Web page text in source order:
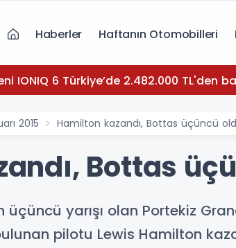
Haberler Haftanın Otomobilleri
IONIQ 6 Türkiye’de 2.482.000 TL'den
2015 Hamilton kazandı, Bottas üçüncü
Bottas
yarışı olan Portekiz
pilotu Lewis Hamilton